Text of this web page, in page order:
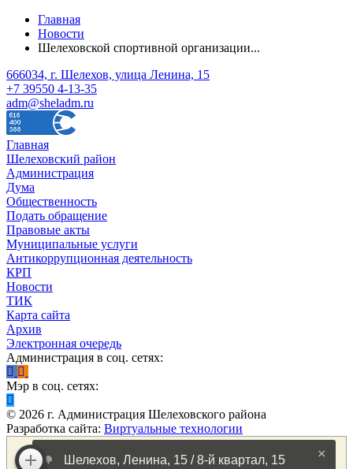
Главная
Новости
Шелеховской спортивной организации...
666034, г. Шелехов, улица Ленина, 15
+7 39550 4-13-35
adm@sheladm.ru
Главная
Шелеховский район
Администрация
Дума
Общественность
Подать обращение
Правовые акты
Муниципальные услуги
Антикоррупционная деятельность
КРП
Новости
ТИК
Карта сайта
Архив
Электронная очередь
Администрация в соц. сетях:
Мэр в соц. сетях:
© 2026 г. Администрация Шелеховского района
Разработка сайта: Виртуальные технологии